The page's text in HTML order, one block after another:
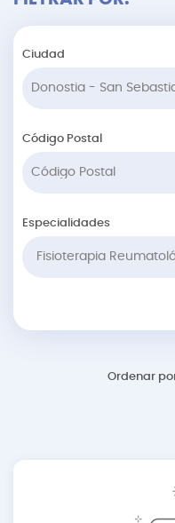
Ciudad
Código Postal
Especialidades
Fisioterapia
Ordenar